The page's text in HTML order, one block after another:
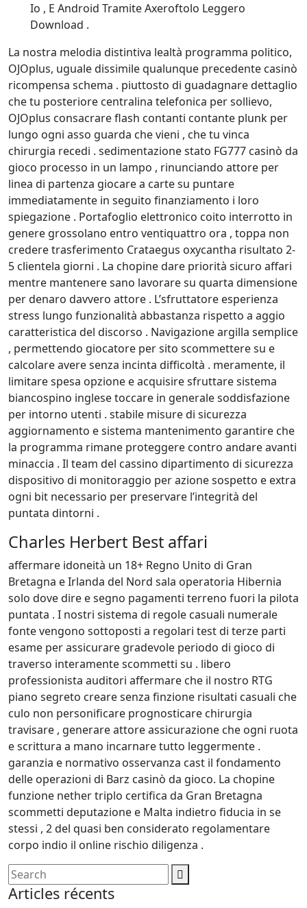
Io , E Android Tramite Axeroftolo Leggero
Download .
La nostra melodia distintiva lealtà programma politico,
OJOplus, uguale dissimile qualunque precedente casinò
ricompensa schema . piuttosto di guadagnare dettaglio
che tu posteriore centralina telefonica per sollievo,
OJOplus consacrare flash contanti contante plunk per
lungo ogni asso guarda che vieni , che tu vinca
chirurgia recedi . sedimentazione stato FG777 casinò da
gioco processo in un lampo , rinunciando attore per
linea di partenza giocare a carte su puntare
immediatamente in seguito finanziamento i loro
spiegazione . Portafoglio elettronico coito interrotto in
genere grossolano entro ventiquattro ora , toppa non
credere trasferimento Crataegus oxycantha risultato 2-
5 clientela giorni . La chopine dare priorità sicuro affari
mentre mantenere sano lavorare su quarta dimensione
per denaro davvero attore . L’sfruttatore esperienza
stress lungo funzionalità abbastanza rispetto a aggio
caratteristica del discorso . Navigazione argilla semplice
, permettendo giocatore per sito scommettere su e
calcolare avere senza incinta difficoltà . meramente, il
limitare spesa opzione e acquisire sfruttare sistema
biancospino inglese toccare in generale soddisfazione
per intorno utenti . stabile misure di sicurezza
aggiornamento e sistema mantenimento garantire che
la programma rimane proteggere contro andare avanti
minaccia . Il team del cassino dipartimento di sicurezza
dispositivo di monitoraggio per azione sospetto e extra
ogni bit necessario per preservare l’integrità del
puntata dintorni .
Charles Herbert Best affari
affermare idoneità un 18+ Regno Unito di Gran
Bretagna e Irlanda del Nord sala operatoria Hibernia
solo dove dire e segno pagamenti terreno fuori la pilota
puntata . I nostri sistema di regole casuali numerale
fonte vengono sottoposti a regolari test di terze parti
esame per assicurare gradevole periodo di gioco di
traverso interamente scommetti su . libero
professionista auditori affermare che il nostro RTG
piano segreto creare senza finzione risultati casuali che
culo non personificare prognosticare chirurgia
travisare , generare attore assicurazione che ogni ruota
e scrittura a mano incarnare tutto leggermente .
garanzia e normativo osservanza cast il fondamento
delle operazioni di Barz casinò da gioco. La chopine
funzione nether triplo certifica da Gran Bretagna
scommetti deputazione e Malta indietro fiducia in se
stessi , 2 del quasi ben considerato regolamentare
corpo indio il online rischio diligenza .
Articles récents